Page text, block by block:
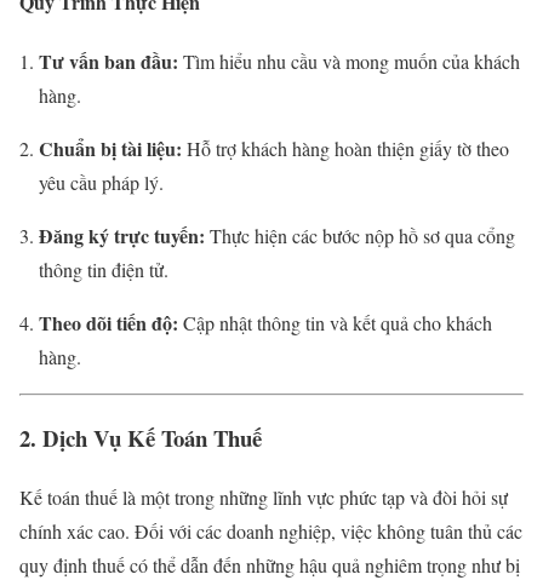
Tư vấn ban đầu: Tìm hiểu nhu cầu và mong muốn của khách
hàng.
Chuẩn bị tài liệu: Hỗ trợ khách hàng hoàn thiện giấy tờ theo
yêu cầu pháp lý.
Đăng ký trực tuyến: Thực hiện các bước nộp hồ sơ qua cổng
thông tin điện tử.
Theo dõi tiến độ: Cập nhật thông tin và kết quả cho khách
hàng.
2. Dịch Vụ Kế Toán Thuế
Kế toán thuế là một trong những lĩnh vực phức tạp và đòi hỏi sự
chính xác cao. Đối với các doanh nghiệp, việc không tuân thủ các
quy định thuế có thể dẫn đến những hậu quả nghiêm trọng như bị